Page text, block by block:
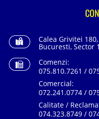
Calea Grivitei 180,
Bucuresti, Sector 1
Comenzi:
075.810.7261 /
Comercial:
072.241.0774 /
Calitate /
074.323.8749 /